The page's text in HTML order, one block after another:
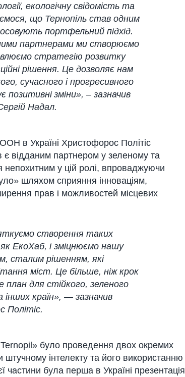
екологічну свідомість та
що Тернопіль став одним
портфельний підхід.
партнерами ми створюємо
стратегію розвитку
рішення. Це дозволяє нам
сучасного і прогресивного
позитивні зміни», – зазначив
Надал.
в Україні Христофорос Політіс
відданим партнером у зеленому та
непохитним у цій ролі, впроваджуючи
шляхом сприяння інноваціям,
прав і можливостей місцевих
створення таких
ЕкоХаб, і зміцнюємо нашу
сталим рішенням, які
міст. Це більше, ніж крок
для стійкого, зеленого
країн», — зазначив
Політіс.
було проведення двох окремих
інтелекту та його використанню
частини була перша в Україні презентація